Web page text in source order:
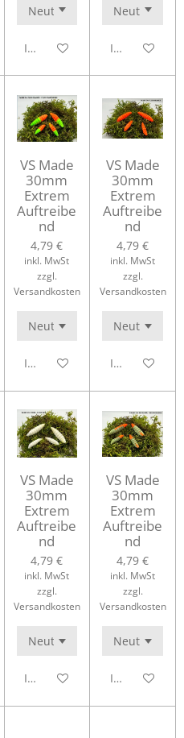
In den WarenkorbIn den
VS Made
30mm
Extrem
Auftreibe
nd
4,79 €
inkl. MwSt
zzgl.
Versandkosten
In den Warenkorb
VS Made
30mm
Extrem
Auftreibe
nd
4,79 €
inkl. MwSt
zzgl.
Versandkosten
In den
VS Made
30mm
Extrem
Auftreibe
nd
4,79 €
inkl. MwSt
zzgl.
Versandkosten
In den Warenkorb
VS Made
30mm
Extrem
Auftreibe
nd
4,79 €
inkl. MwSt
zzgl.
Versandkosten
In den